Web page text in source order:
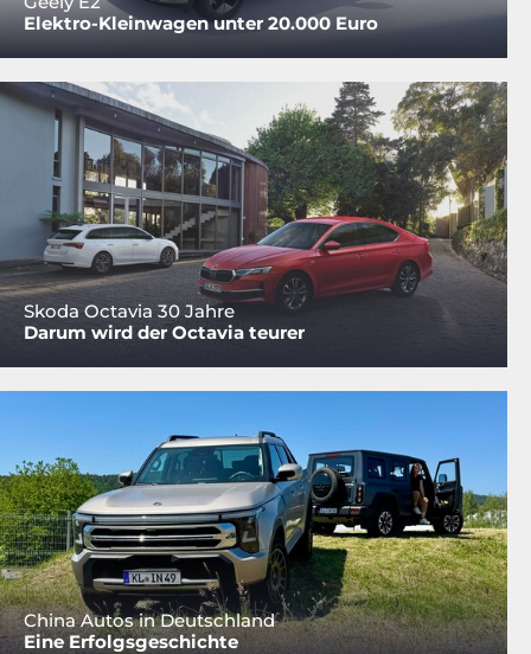
Elektro-Kleinwagen unter 20.000 Euro
Skoda Octavia 30 Jahre
Darum wird der Octavia teurer
China Autos in Deutschland
Eine Erfolgsgeschichte